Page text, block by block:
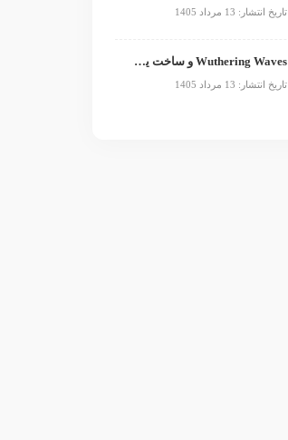
تاریخ انتشار: 13 مرداد 1405
Wuthering Waves و ساخت یک فرنچایز بزرگ؛ از بازی تا انیمه
تاریخ انتشار: 13 مرداد 1405